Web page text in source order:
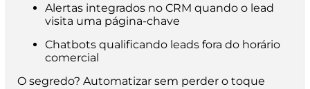
Alertas integrados no CRM quando o lead
visita uma página-chave
Chatbots qualificando leads fora do horário
comercial
O segredo? Automatizar sem perder o toque